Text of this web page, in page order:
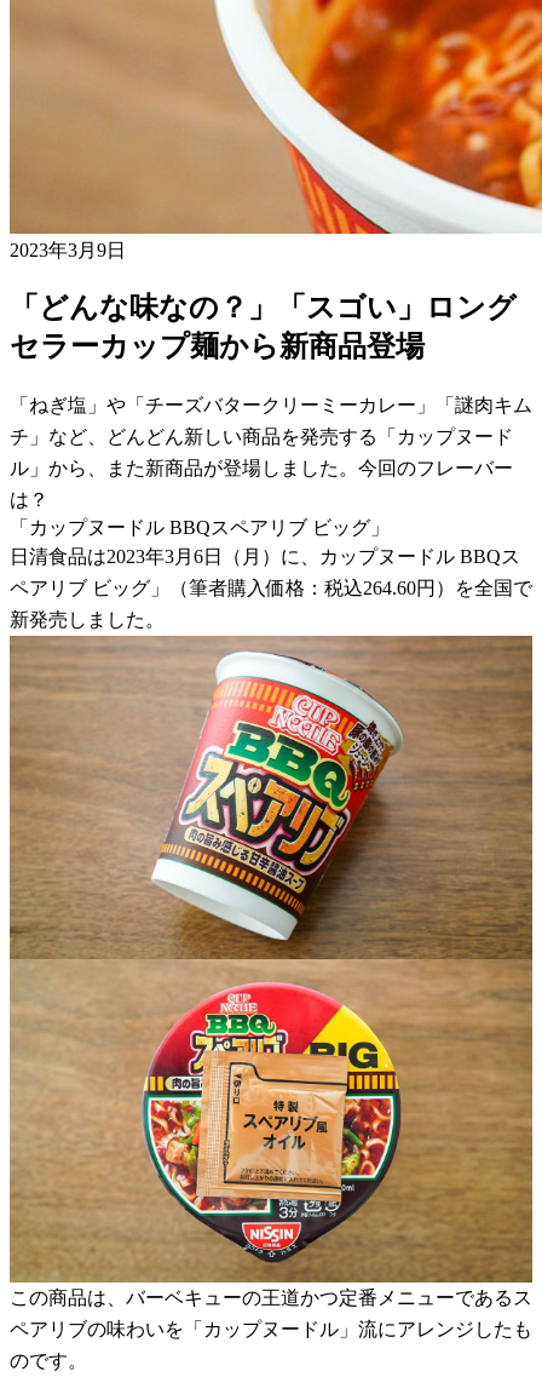
2023年3月9日
「どんな味なの？」「スゴい」ロング
セラーカップ麺から新商品登場
「ねぎ塩」や「チーズバタークリーミーカレー」「謎肉キム
チ」など、どんどん新しい商品を発売する「カップヌード
ル」から、また新商品が登場しました。今回のフレーバー
は？
「カップヌードル BBQスペアリブ ビッグ」
日清食品は2023年3月6日（月）に、カップヌードル BBQス
ペアリブ ビッグ」（筆者購入価格：税込264.60円）を全国で
新発売しました。
この商品は、バーベキューの王道かつ定番メニューであるス
ペアリブの味わいを「カップヌードル」流にアレンジしたも
のです。